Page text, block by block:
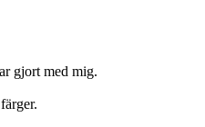
gjort med mig.